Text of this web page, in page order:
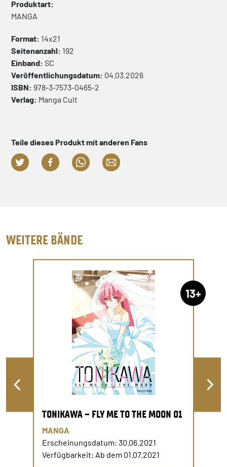
Produktart:
MANGA
Format: 14x21
Seitenanzahl: 192
Einband: SC
Veröffentlichungsdatum: 04.03.2026
ISBN: 978-3-7573-0465-2
Verlag: Manga Cult
Teile dieses Produkt mit anderen Fans
WEITERE BÄNDE
13+
TONIKAWA – FLY ME TO THE MOON 01
MANGA
Erscheinungsdatum: 30.06.2021
Verfügbarkeit: Ab dem 01.07.2021